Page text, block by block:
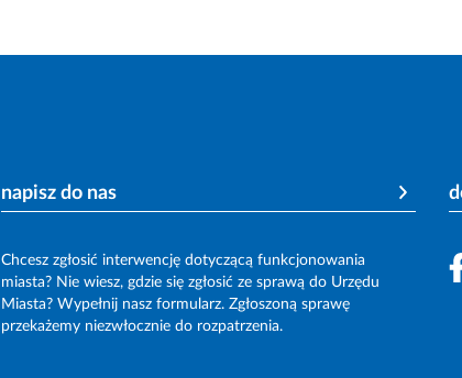
napisz do nas
Chcesz zgłosić interwencję dotyczącą funkcjonowania
miasta? Nie wiesz, gdzie się zgłosić ze sprawą do Urzędu
Miasta? Wypełnij nasz formularz. Zgłoszoną sprawę
przekażemy niezwłocznie do rozpatrzenia.